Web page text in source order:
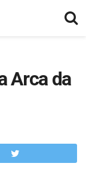
Arca da